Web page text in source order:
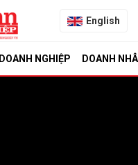
English
DOANH NGHIỆP DOANH